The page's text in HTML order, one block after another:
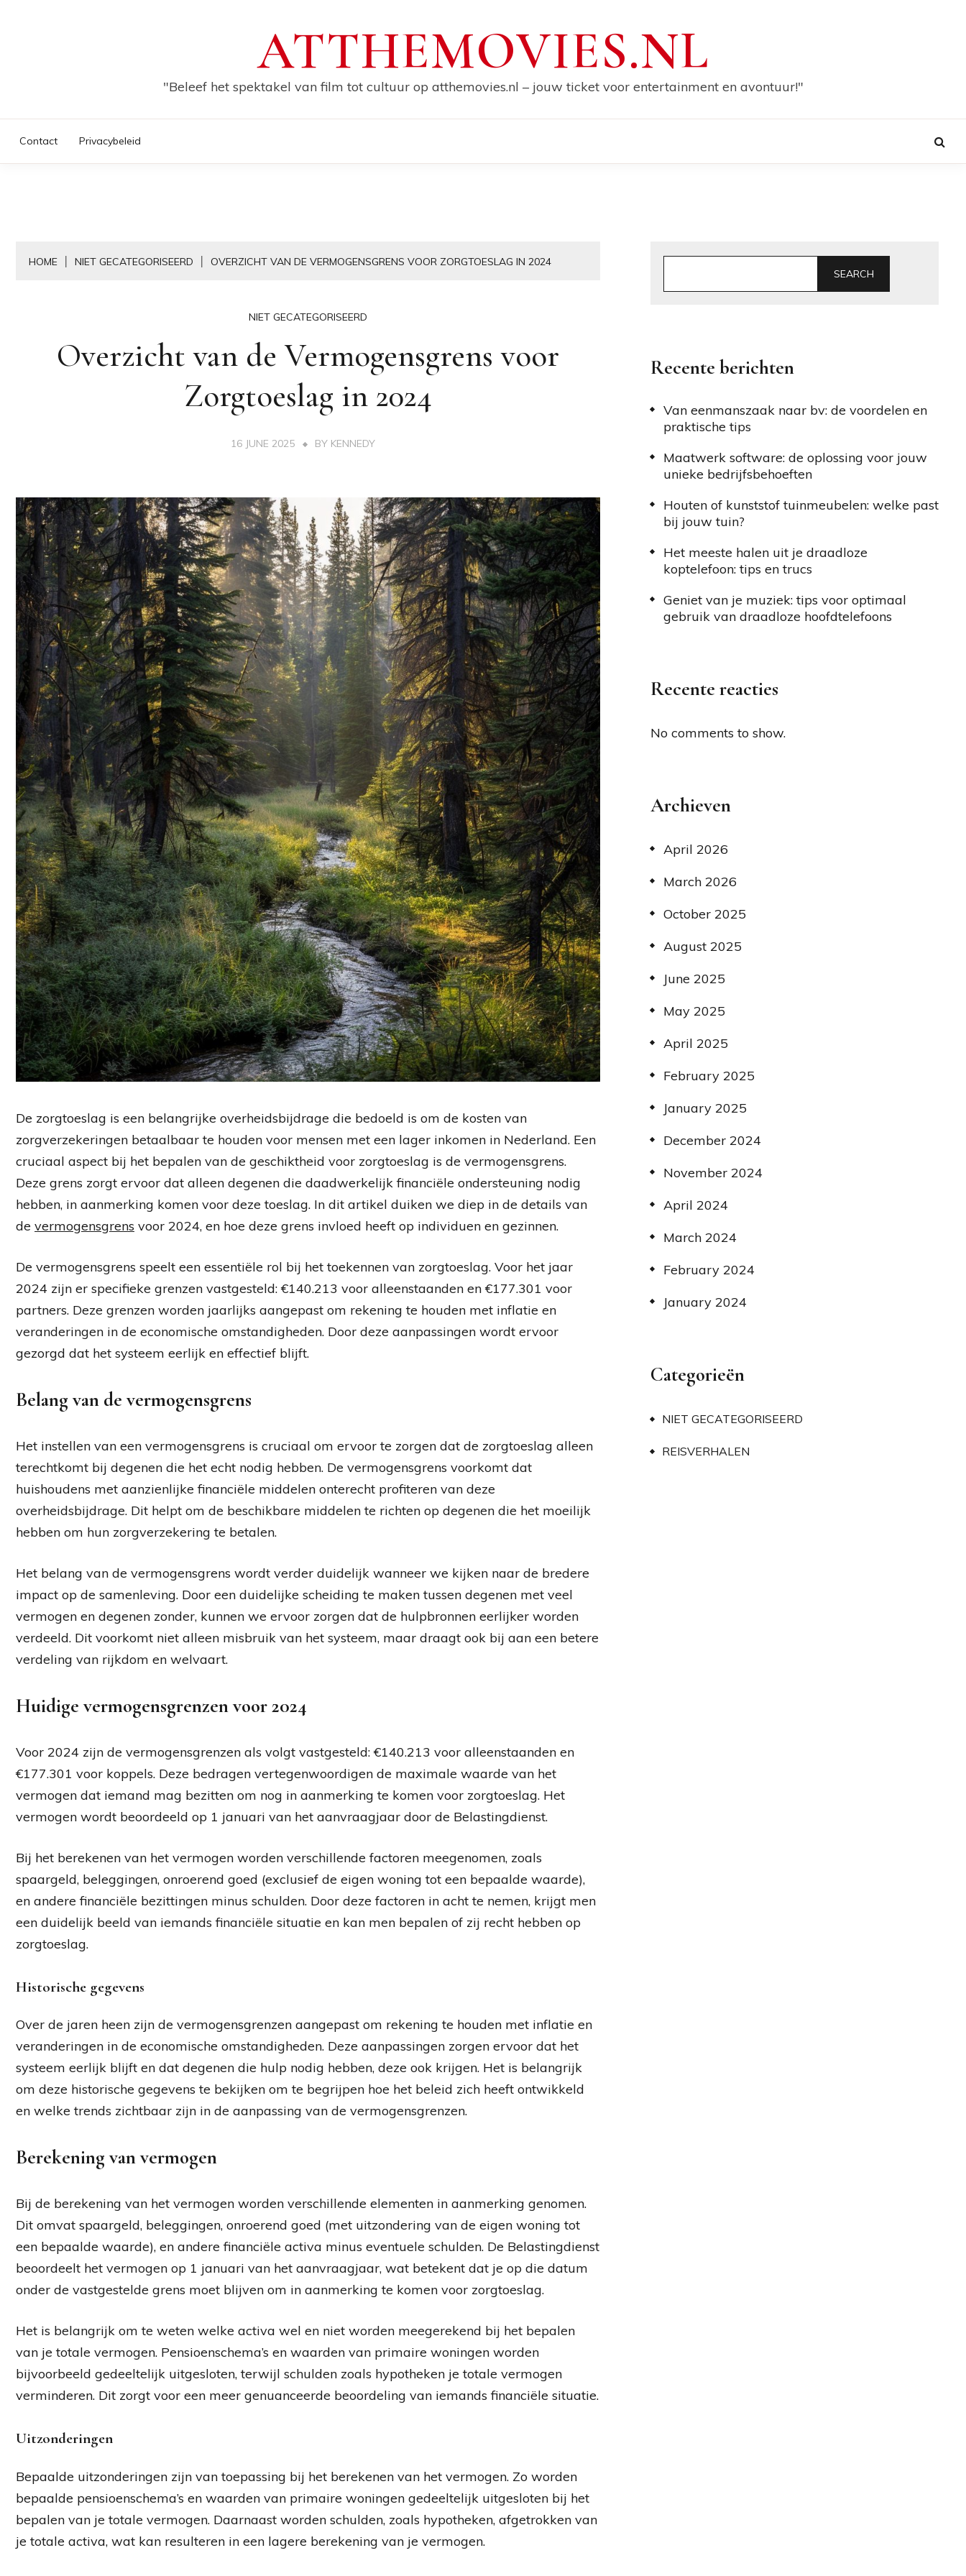
ATTHEMOVIES.NL
"Beleef het spektakel van film tot cultuur op atthemovies.nl – jouw ticket voor entertainment en avontuur!"
Contact Privacybeleid
HOME NIET GECATEGORISEERD OVERZICHT VAN DE VERMOGENSGRENS VOOR ZORGTOESLAG IN 2024
NIET GECATEGORISEERD
Overzicht van de Vermogensgrens voor
Zorgtoeslag in 2024
16 JUNE 2025 BY KENNEDY
De zorgtoeslag is een belangrijke overheidsbijdrage die bedoeld is om de kosten van
zorgverzekeringen betaalbaar te houden voor mensen met een lager inkomen in Nederland. Een
cruciaal aspect bij het bepalen van de geschiktheid voor zorgtoeslag is de vermogensgrens.
Deze grens zorgt ervoor dat alleen degenen die daadwerkelijk financiële ondersteuning nodig
hebben, in aanmerking komen voor deze toeslag. In dit artikel duiken we diep in de details van
de vermogensgrens voor 2024, en hoe deze grens invloed heeft op individuen en gezinnen.
De vermogensgrens speelt een essentiële rol bij het toekennen van zorgtoeslag. Voor het jaar
2024 zijn er specifieke grenzen vastgesteld: €140.213 voor alleenstaanden en €177.301 voor
partners. Deze grenzen worden jaarlijks aangepast om rekening te houden met inflatie en
veranderingen in de economische omstandigheden. Door deze aanpassingen wordt ervoor
gezorgd dat het systeem eerlijk en effectief blijft.
Belang van de vermogensgrens
Het instellen van een vermogensgrens is cruciaal om ervoor te zorgen dat de zorgtoeslag alleen
terechtkomt bij degenen die het echt nodig hebben. De vermogensgrens voorkomt dat
huishoudens met aanzienlijke financiële middelen onterecht profiteren van deze
overheidsbijdrage. Dit helpt om de beschikbare middelen te richten op degenen die het moeilijk
hebben om hun zorgverzekering te betalen.
Het belang van de vermogensgrens wordt verder duidelijk wanneer we kijken naar de bredere
impact op de samenleving. Door een duidelijke scheiding te maken tussen degenen met veel
vermogen en degenen zonder, kunnen we ervoor zorgen dat de hulpbronnen eerlijker worden
verdeeld. Dit voorkomt niet alleen misbruik van het systeem, maar draagt ook bij aan een betere
verdeling van rijkdom en welvaart.
Huidige vermogensgrenzen voor 2024
Voor 2024 zijn de vermogensgrenzen als volgt vastgesteld: €140.213 voor alleenstaanden en
€177.301 voor koppels. Deze bedragen vertegenwoordigen de maximale waarde van het
vermogen dat iemand mag bezitten om nog in aanmerking te komen voor zorgtoeslag. Het
vermogen wordt beoordeeld op 1 januari van het aanvraagjaar door de Belastingdienst.
Bij het berekenen van het vermogen worden verschillende factoren meegenomen, zoals
spaargeld, beleggingen, onroerend goed (exclusief de eigen woning tot een bepaalde waarde),
en andere financiële bezittingen minus schulden. Door deze factoren in acht te nemen, krijgt men
een duidelijk beeld van iemands financiële situatie en kan men bepalen of zij recht hebben op
zorgtoeslag.
Historische gegevens
Over de jaren heen zijn de vermogensgrenzen aangepast om rekening te houden met inflatie en
veranderingen in de economische omstandigheden. Deze aanpassingen zorgen ervoor dat het
systeem eerlijk blijft en dat degenen die hulp nodig hebben, deze ook krijgen. Het is belangrijk
om deze historische gegevens te bekijken om te begrijpen hoe het beleid zich heeft ontwikkeld
en welke trends zichtbaar zijn in de aanpassing van de vermogensgrenzen.
Berekening van vermogen
Bij de berekening van het vermogen worden verschillende elementen in aanmerking genomen.
Dit omvat spaargeld, beleggingen, onroerend goed (met uitzondering van de eigen woning tot
een bepaalde waarde), en andere financiële activa minus eventuele schulden. De Belastingdienst
beoordeelt het vermogen op 1 januari van het aanvraagjaar, wat betekent dat je op die datum
onder de vastgestelde grens moet blijven om in aanmerking te komen voor zorgtoeslag.
Het is belangrijk om te weten welke activa wel en niet worden meegerekend bij het bepalen
van je totale vermogen. Pensioenschema’s en waarden van primaire woningen worden
bijvoorbeeld gedeeltelijk uitgesloten, terwijl schulden zoals hypotheken je totale vermogen
verminderen. Dit zorgt voor een meer genuanceerde beoordeling van iemands financiële situatie.
Uitzonderingen
Bepaalde uitzonderingen zijn van toepassing bij het berekenen van het vermogen. Zo worden
bepaalde pensioenschema’s en waarden van primaire woningen gedeeltelijk uitgesloten bij het
bepalen van je totale vermogen. Daarnaast worden schulden, zoals hypotheken, afgetrokken van
je totale activa, wat kan resulteren in een lagere berekening van je vermogen.
SEARCH
Recente berichten
Van eenmanszaak naar bv: de voordelen en
praktische tips
Maatwerk software: de oplossing voor jouw
unieke bedrijfsbehoeften
Houten of kunststof tuinmeubelen: welke past
bij jouw tuin?
Het meeste halen uit je draadloze
koptelefoon: tips en trucs
Geniet van je muziek: tips voor optimaal
gebruik van draadloze hoofdtelefoons
Recente reacties
No comments to show.
Archieven
April 2026
March 2026
October 2025
August 2025
June 2025
May 2025
April 2025
February 2025
January 2025
December 2024
November 2024
April 2024
March 2024
February 2024
January 2024
Categorieën
NIET GECATEGORISEERD
REISVERHALEN